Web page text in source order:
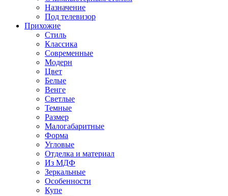
Назначение
Под телевизор
Прихожие
Стиль
Классика
Современные
Модерн
Цвет
Белые
Венге
Светлые
Темные
Размер
Малогабаритные
Форма
Угловые
Отделка и материал
Из МДФ
Зеркальные
Особенности
Купе